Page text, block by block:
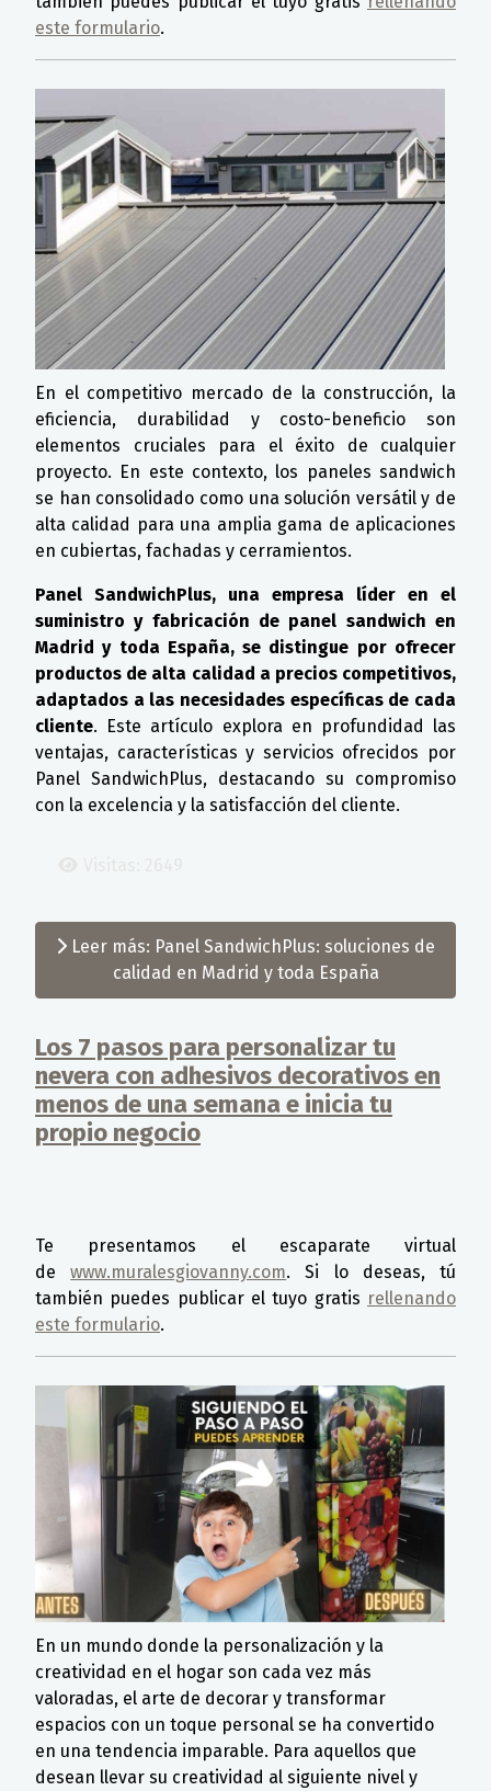
este formulario.
En el competitivo mercado de la construcción, la
eficiencia, durabilidad y costo-beneficio son
elementos cruciales para el éxito de cualquier
proyecto. En este contexto, los paneles sandwich
se han consolidado como una solución versátil y de
alta calidad para una amplia gama de aplicaciones
en cubiertas, fachadas y cerramientos.
Panel SandwichPlus, una empresa líder en el
suministro y fabricación de panel sandwich en
Madrid y toda España, se distingue por ofrecer
productos de alta calidad a precios competitivos,
adaptados a las necesidades específicas de cada
cliente. Este artículo explora en profundidad las
ventajas, características y servicios ofrecidos por
Panel SandwichPlus, destacando su compromiso
con la excelencia y la satisfacción del cliente.
Leer más: Panel SandwichPlus: soluciones de
calidad en Madrid y toda España
Los 7 pasos para personalizar tu
nevera con adhesivos decorativos en
menos de una semana e inicia tu
propio negocio
Te presentamos el escaparate virtual
dewww.muralesgiovanny.com. Si lo deseas, tú
también puedes publicar el tuyo gratis rellenando
este formulario.
En un mundo donde la personalización y la
creatividad en el hogar son cada vez más
valoradas, el arte de decorar y transformar
espacios con un toque personal se ha convertido
en una tendencia imparable. Para aquellos que
desean llevar su creatividad al siguiente nivel y